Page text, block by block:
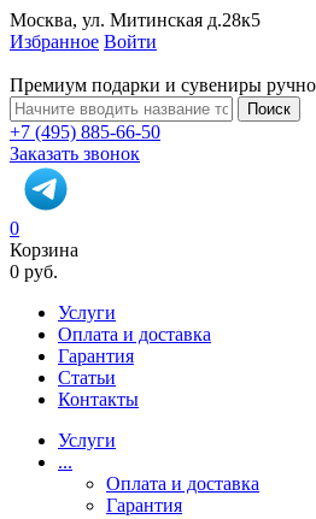
Москва, ул. Митинская д.28к5
Избранное Войти
Премиум подарки и сувениры
Поиск
+7 (495) 885-66-50
Заказать звонок
0
Корзина
0 руб.
Услуги
Оплата и доставка
Гарантия
Статьи
Контакты
Услуги
...
Оплата и доставка
Гарантия